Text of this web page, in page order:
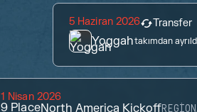
5 Haziran 2026 Transfer
Yoggahtakımdan
1 Nisan 2026
9 PlaceNorth America Kickoff